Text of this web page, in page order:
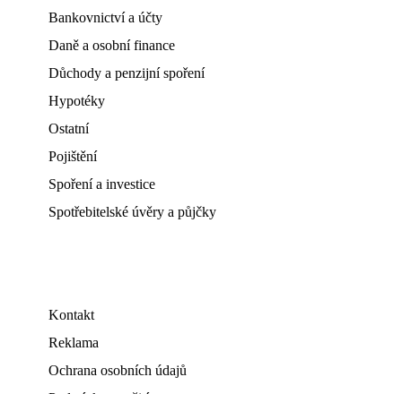
Bankovnictví a účty
Daně a osobní finance
Důchody a penzijní spoření
Hypotéky
Ostatní
Pojištění
Spoření a investice
Spotřebitelské úvěry a půjčky
Kontakt
Reklama
Ochrana osobních údajů